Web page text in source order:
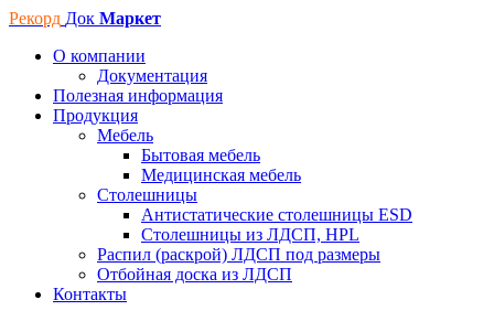
Рекорд Док Маркет
О компании
Документация
Полезная информация
Продукция
Мебель
Бытовая мебель
Медицинская мебель
Столешницы
Антистатические столешницы ESD
Столешницы из ЛДСП, HPL
Распил (раскрой) ЛДСП под размеры
Отбойная доска из ЛДСП
Контакты